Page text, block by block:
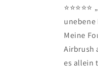
unebene
Meine
Airbrush
es allein